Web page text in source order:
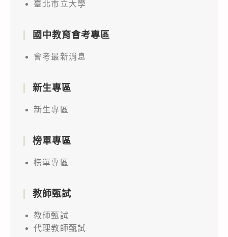
臺北市立大學
國中教育會考專區
會考最新消息
新生專區
新生專區
榜單專區
榜單專區
教師甄試
教師甄試
代理教師甄試